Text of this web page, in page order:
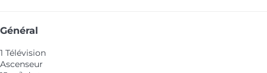
Général
1 Télévision
Ascenseur